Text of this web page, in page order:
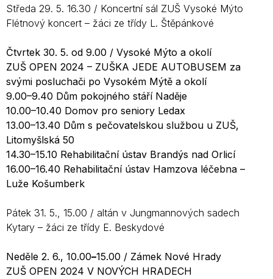
Středa 29. 5. 16.30 / Koncertní sál ZUŠ Vysoké Mýto
Flétnový koncert – žáci ze třídy L. Štěpánkové
Čtvrtek 30. 5. od 9.00 / Vysoké Mýto a okolí
ZUŠ OPEN 2024 – ZUŠKA JEDE AUTOBUSEM za
svými posluchači po Vysokém Mýtě a okolí
9.00–9.40 Dům pokojného stáří Naděje
10.00–10.40 Domov pro seniory Ledax
13.00–13.40 Dům s pečovatelskou službou u ZUŠ,
Litomyšlská 50
14.30–15.10 Rehabilitační ústav Brandýs nad Orlicí
16.00–16.40 Rehabilitační ústav Hamzova léčebna –
Luže Košumberk
Pátek 31. 5., 15.00 / altán v Jungmannových sadech
Kytary – žáci ze třídy E. Beskydové
Neděle 2. 6., 10.00–15.00 / Zámek Nové Hrady
ZUŠ OPEN 2024 V NOVÝCH HRADECH